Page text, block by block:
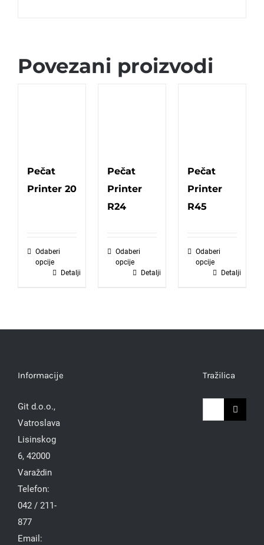
Povezani proizvodi
Pečat
Printer 20
Odaberi
opcije
Detalji
Pečat
Printer
R24
Odaberi
opcije
Detalji
Pečat
Printer
R45
Odaberi
opcije
Detalji
Informacije
Git d.o.o.,
Vatroslava
Lisinskog
6, 42000
Varaždin
Telefon:
042 / 211-
877
Email:
Tražilica